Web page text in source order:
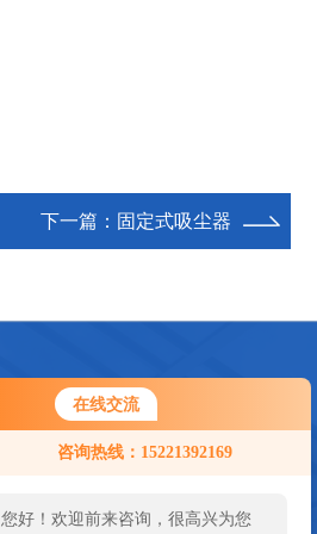
在线交流
咨询热线：15221392169
您好！欢迎前来咨询，很高兴为您
下一篇： 固定式吸尘器